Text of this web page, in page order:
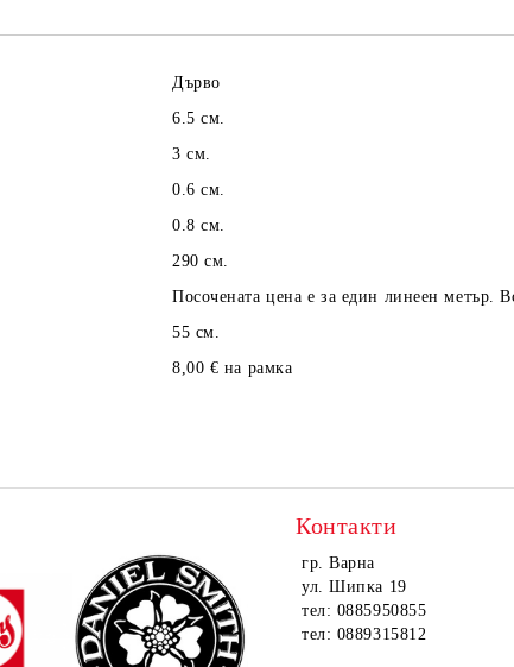
Дърво
6.5 см.
3 см.
0.6 см.
0.8 см.
290 см.
Посочената цена е за един линеен метър.
55 см.
8,00 € на рамка
Контакти
гр. Варна
ул. Шипка 19
тел: 0885950855
тел: 0889315812